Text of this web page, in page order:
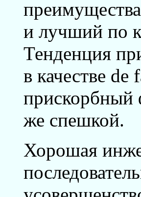
и лучший по
Тенденция
в качестве de
прискорбный
же спешкой.
Хорошая